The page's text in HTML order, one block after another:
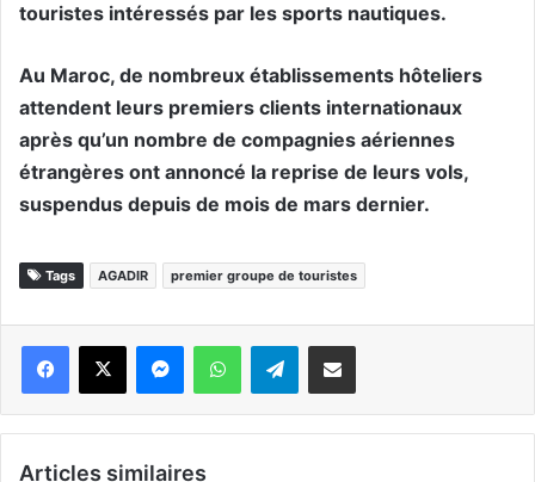
touristes intéressés par les sports nautiques.
Au Maroc, de nombreux établissements hôteliers
attendent leurs premiers clients internationaux
après qu’un nombre de compagnies aériennes
étrangères ont annoncé la reprise de leurs vols,
suspendus depuis de mois de mars dernier.
Tags AGADIR premier groupe de touristes
WhatsApp Telegram
Articles similaires